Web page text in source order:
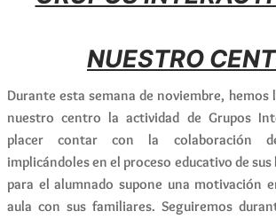
NUESTRO
Durante esta semana de noviembre, hemos
nuestro centro la actividad de Grupos
placer contar con la colaboración
implicándoles en el proceso educativo de sus
para el alumnado supone una motivación
aula con sus familiares. Seguiremos